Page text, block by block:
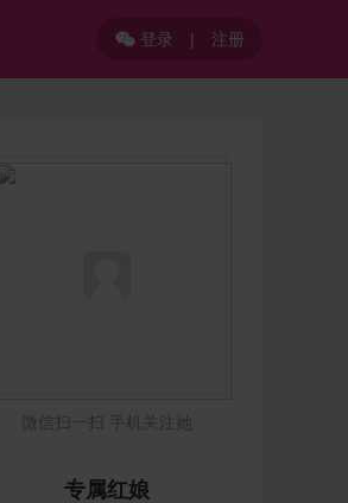
登录 | 注册
微信扫一扫 手机关注她
专属红娘